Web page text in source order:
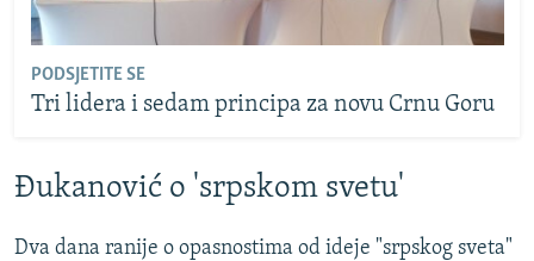
PODSJETITE SE
Tri lidera i sedam principa za novu Crnu Goru
Đukanović o 'srpskom svetu'
Dva dana ranije o opasnostima od ideje "srpskog sveta"